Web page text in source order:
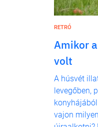
RETRÓ
Amikor
volt
A húsvét
levegőben,
vajon